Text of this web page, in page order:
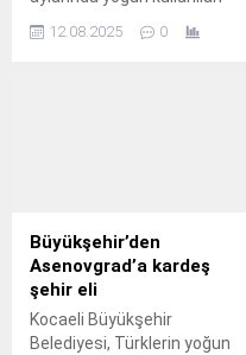
amacıyla yeni bir
12.08.2025 0
Büyükşehir’den
Asenovgrad’a kardeş
şehir eli
Kocaeli Büyükşehir
Belediyesi, Türklerin yoğun